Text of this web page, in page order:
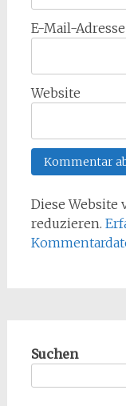
E-Mail-Adresse
Website
Diese Website
reduzieren.
Suchen